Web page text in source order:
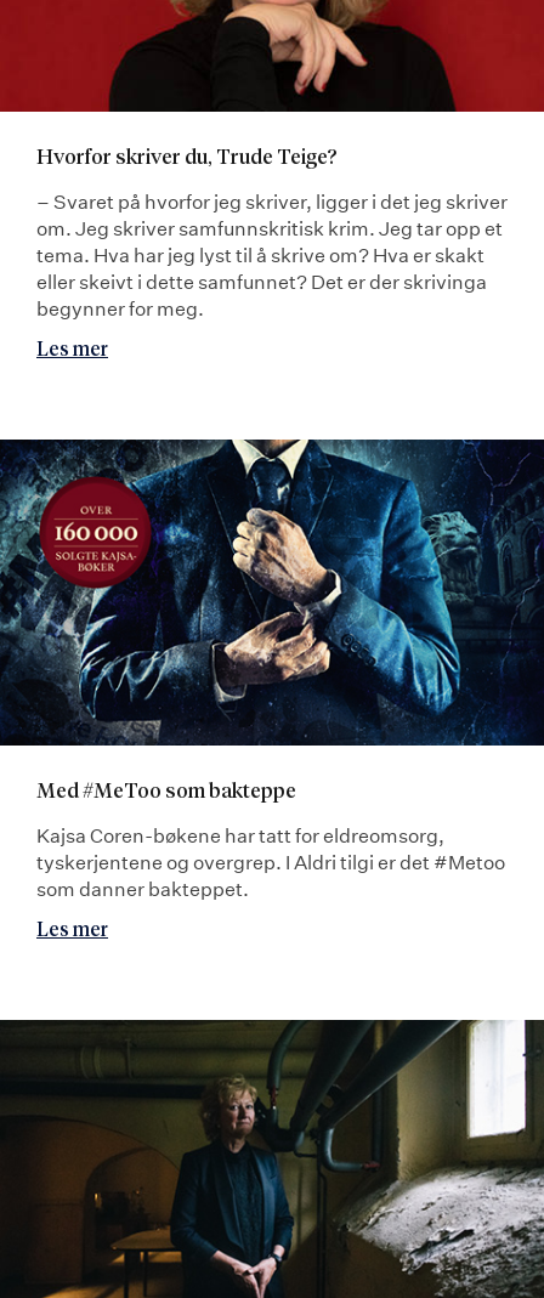
Hvorfor skriver du, Trude Teige?
– Svaret på hvorfor jeg skriver, ligger i det jeg skriver
om. Jeg skriver samfunnskritisk krim. Jeg tar opp et
tema. Hva har jeg lyst til å skrive om? Hva er skakt
eller skeivt i dette samfunnet? Det er der skrivinga
begynner for meg.
Les mer
Med #MeToo som bakteppe
Kajsa Coren-bøkene har tatt for eldreomsorg,
tyskerjentene og overgrep. I Aldri tilgi er det #Metoo
som danner bakteppet.
Les mer